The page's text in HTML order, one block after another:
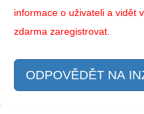
informace o uživateli a vidět
zdarma zaregistrovat.
ODPOVĚDĚT NA